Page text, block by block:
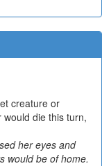
creature or
die this turn,
her eyes and
would be of home.